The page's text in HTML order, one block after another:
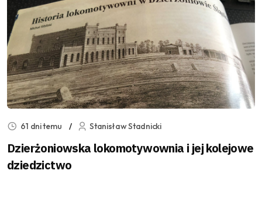
61 dni temu Stanisław Stadnicki
Dzierżoniowska lokomotywownia i jej kolejowe
dziedzictwo